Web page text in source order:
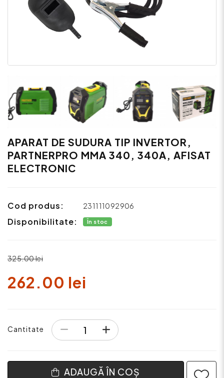
APARAT DE SUDURA TIP INVERTOR,
PARTNERPRO MMA 340, 340A, AFISAT
ELECTRONIC
Cod produs: 231111092906
Disponibilitate: În stoc
325.00 lei
262.00 lei
Cantitate
ADAUGĂ ÎN COȘ